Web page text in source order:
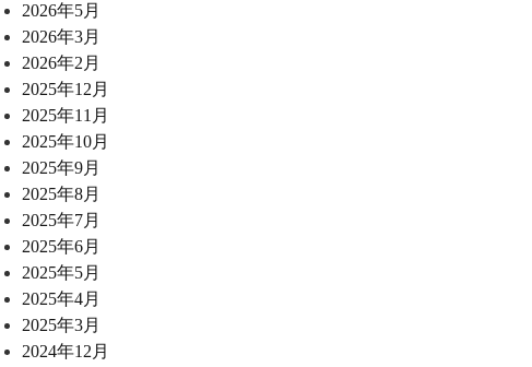
2026年5月
2026年3月
2026年2月
2025年12月
2025年11月
2025年10月
2025年9月
2025年8月
2025年7月
2025年6月
2025年5月
2025年4月
2025年3月
2024年12月